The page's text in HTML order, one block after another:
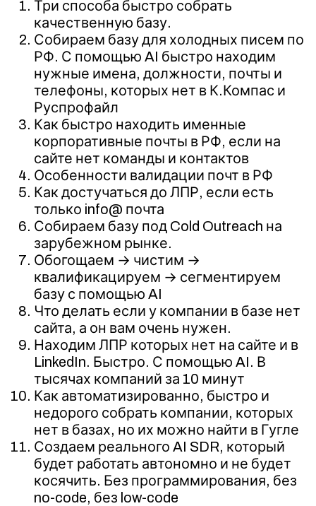
Три способа быстро собрать
качественную базу.
Собираем базу для холодных писем по
РФ. С помощью AI быстро находим
нужные имена, должности, почты и
телефоны, которых нет в К.Компас и
Руспрофайл
Как быстро находить именные
корпоративные почты в РФ, если на
сайте нет команды и контактов
Особенности валидации почт в РФ
Как достучаться до ЛПР, если есть
только info@ почта
Собираем базу под Cold Outreach на
зарубежном рынке.
Обогощаем → чистим →
квалификацируем → сегментируем
базу с помощью AI
Что делать если у компании в базе нет
сайта, а он вам очень нужен.
Находим ЛПР которых нет на сайте и в
LinkedIn. Быстро. С помощью AI. В
тысячах компаний за 10 минут
Как автоматизированно, быстро и
недорого собрать компании, которых
нет в базах, но их можно найти в Гугле
Создаем реального AI SDR, который
будет работать автономно и не будет
косячить. Без программирования, без
no-code, без low-code